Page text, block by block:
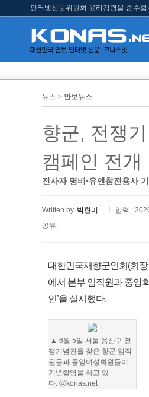
인터넷신문위원회 윤리강령을 준수합
뉴스 > 안보뉴스
향군, 전쟁
캠페인 전개
전사자 명비·유엔참전용사
Written by. 박현미
입력 :
공유:
대한민국재향군인회(회
에서 본부 임직원과 중앙
인’을 실시했다.
▲ 6월 5일 서울 용산구 전
쟁기념관을 찾은 향군 임직
원들과 중앙여성회원들이
기념촬영을 하고 있
다. ⓒkonas.net